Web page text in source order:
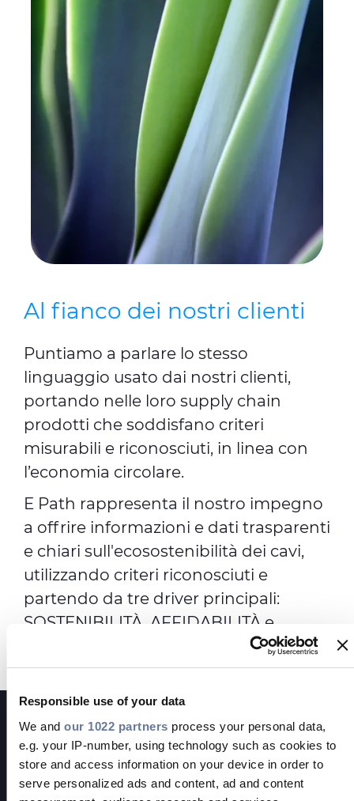
Responsible use of your data
We and our 1022 partners process your personal data,
e.g. your IP-number, using technology such as cookies to
store and access information on your device in order to
serve personalized ads and content, ad and content
Al fianco dei nostri clienti
Puntiamo a parlare lo stesso
linguaggio usato dai nostri clienti,
portando nelle loro supply chain
prodotti che soddisfano criteri
misurabili e riconosciuti, in linea con
l’economia circolare.
E Path rappresenta il nostro impegno
a offrire informazioni e dati trasparenti
e chiari sull'ecosostenibilità dei cavi,
utilizzando criteri riconosciuti e
partendo da tre driver principali:
SOSTENIBILITÀ, AFFIDABILITÀ e